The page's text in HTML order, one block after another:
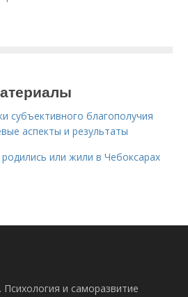
субъективного благополучия
аспекты и результаты
или жили в Чебоксарах
и саморазвитие